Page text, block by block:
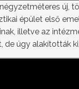
új,
épület első
illetve az
de úgy alakították